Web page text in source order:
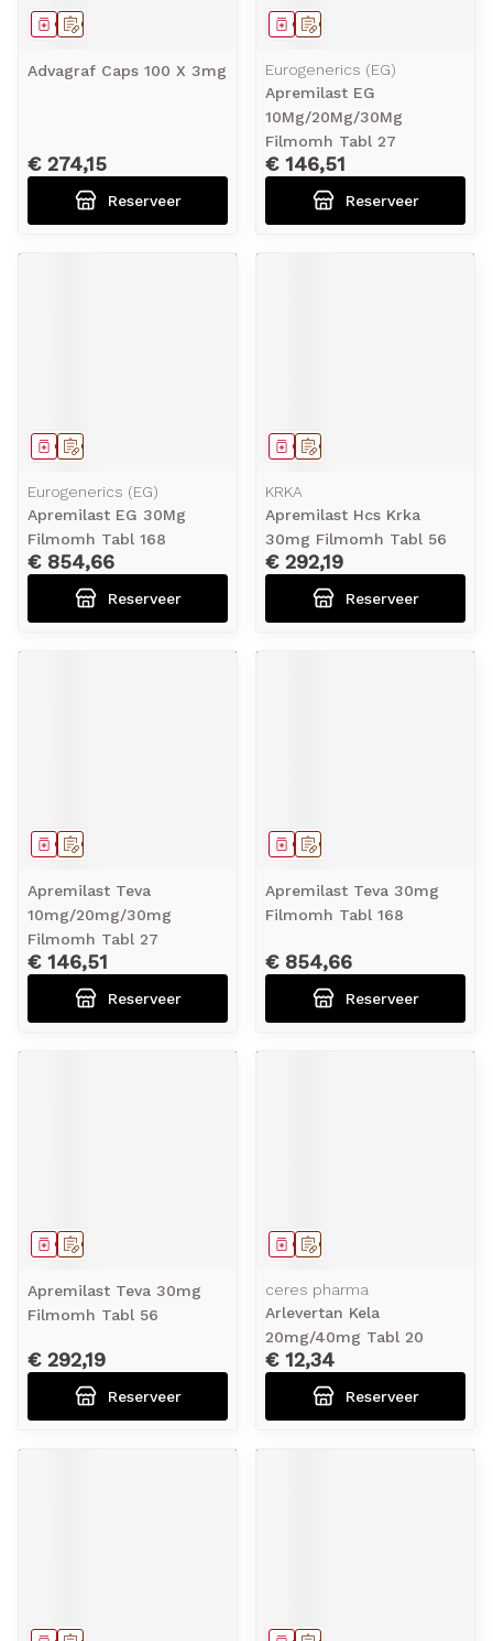
Op voorschrift
Geneesmiddel
Advagraf Caps 100 X 3mg
€ 274,15
Reserveer
Op voorschrift
Geneesmiddel
Eurogenerics (EG)
Apremilast EG
10Mg/20Mg/30Mg
Filmomh Tabl 27
€ 146,51
Reserveer
Op voorschrift
Geneesmiddel
Eurogenerics (EG)
Apremilast EG 30Mg
Filmomh Tabl 168
€ 854,66
Reserveer
Op voorschrift
Geneesmiddel
KRKA
Apremilast Hcs Krka
30mg Filmomh Tabl 56
€ 292,19
Reserveer
Op voorschrift
Geneesmiddel
Apremilast Teva
10mg/20mg/30mg
Filmomh Tabl 27
€ 146,51
Reserveer
Op voorschrift
Geneesmiddel
Apremilast Teva 30mg
Filmomh Tabl 168
€ 854,66
Reserveer
Op voorschrift
Geneesmiddel
Apremilast Teva 30mg
Filmomh Tabl 56
€ 292,19
Reserveer
Op voorschrift
Geneesmiddel
ceres pharma
Arlevertan Kela
20mg/40mg Tabl 20
€ 12,34
Reserveer